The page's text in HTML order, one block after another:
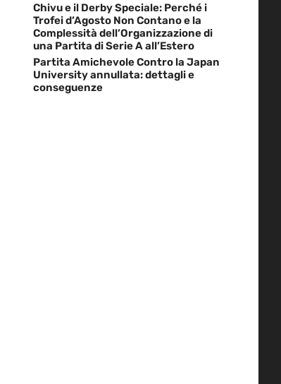
Chivu e il Derby Speciale: Perché i
Trofei d’Agosto Non Contano e la
Complessità dell’Organizzazione di
una Partita di Serie A all’Estero
Partita Amichevole Contro la Japan
University annullata: dettagli e
conseguenze